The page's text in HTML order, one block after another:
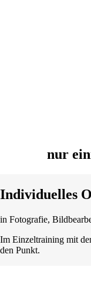
nur
Individuelles
in Fotografie,
Im Einzeltraining mit
den Punkt.